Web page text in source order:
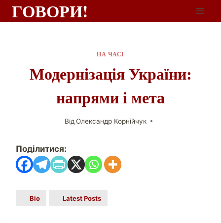
ГОВОРИ!
НА ЧАСІ
Модернізація України:
напрями і мета
Від Олександр Корнійчук
Поділитися:
Bio Latest Posts